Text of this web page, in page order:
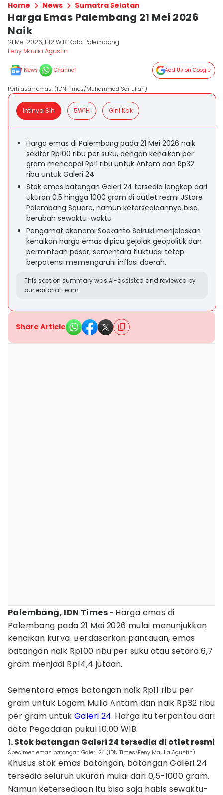
Home News Sumatra Selatan
Harga Emas Palembang 21 Mei 2026
Naik
21 Mei 2026, 11:12 WIB Kota Palembang
Feny Maulia Agustin
News Channel Add Us on Google
Perhiasan emas. (IDN Times/Muhammad Saifullah)
Intinya Sih 5W1H Gini Kak
Harga emas di Palembang pada 21 Mei 2026 naik
sekitar Rp100 ribu per suku, dengan kenaikan per
gram mencapai Rp11 ribu untuk Antam dan Rp32
ribu untuk Galeri 24.
Stok emas batangan Galeri 24 tersedia lengkap dari
ukuran 0,5 hingga 1000 gram di outlet resmi JStore
Palembang Square, namun ketersediaannya bisa
berubah sewaktu-waktu.
Pengamat ekonomi Soekanto Sairuki menjelaskan
kenaikan harga emas dipicu gejolak geopolitik dan
permintaan pasar, sementara fluktuasi tetap
berpotensi memengaruhi inflasi daerah.
This section summary was AI-assisted and reviewed by
our editorial team.
Share Article
Palembang, IDN Times - Harga emas di
Palembang pada 21 Mei 2026 mulai menunjukkan
kenaikan kurva. Berdasarkan pantauan, emas
batangan naik Rp100 ribu per suku atau setara 6,7
gram menjadi Rp14,4 jutaan.
Sementara emas batangan naik Rp11 ribu per
gram untuk Logam Mulia Antam dan naik Rp32 ribu
per gram untuk Galeri 24. Harga itu terpantau dari
data Pegadaian pukul 10.00 WIB.
1. Stok batangan Galeri 24 tersedia di otlet resmi
Spesimen emas batangan Galeri 24 (IDN Times/Feny Maulia Agustin)
Khusus stok emas batangan, batangan Galeri 24
tersedia seluruh ukuran mulai dari 0,5-1000 gram.
Namun ketersediaan itu bisa saja habis sewaktu-